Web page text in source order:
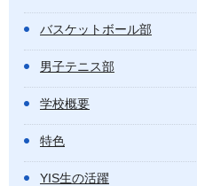
バスケットボール部
男子テニス部
学校概要
特色
YIS生の活躍